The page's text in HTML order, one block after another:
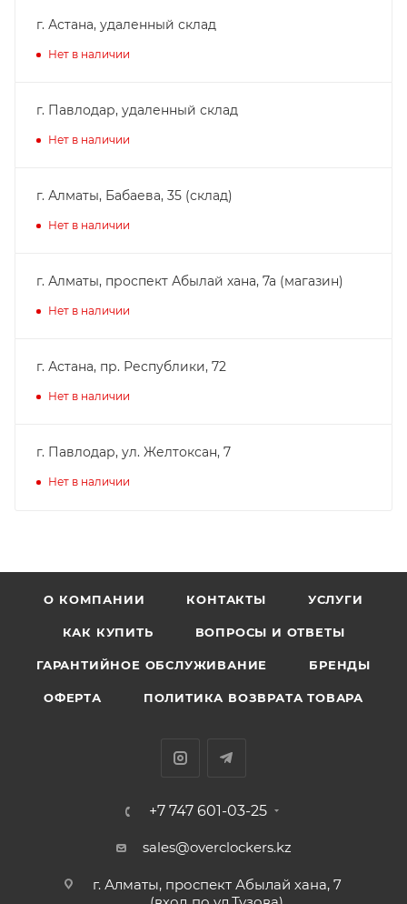
г. Астана, удаленный склад
Нет в наличии
г. Павлодар, удаленный склад
Нет в наличии
г. Алматы, Бабаева, 35 (склад)
Нет в наличии
г. Алматы, проспект Абылай хана, 7а (магазин)
Нет в наличии
г. Астана, пр. Республики, 72
Нет в наличии
г. Павлодар, ул. Желтоксан, 7
Нет в наличии
О КОМПАНИИ КОНТАКТЫ УСЛУГИ
КАК КУПИТЬ ВОПРОСЫ И ОТВЕТЫ
ГАРАНТИЙНОЕ ОБСЛУЖИВАНИЕ БРЕНДЫ
ОФЕРТА ПОЛИТИКА ВОЗВРАТА ТОВАРА
+7 747 601-03-25
sales@overclockers.kz
г. Алматы, проспект Абылай хана, 7